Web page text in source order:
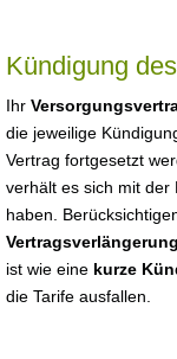
Kündigung
Ihr
die jeweilige
Vertrag fortgesetzt
verhält es sich mit der
haben.
ist wie eine kurze
die Tarife ausfallen.